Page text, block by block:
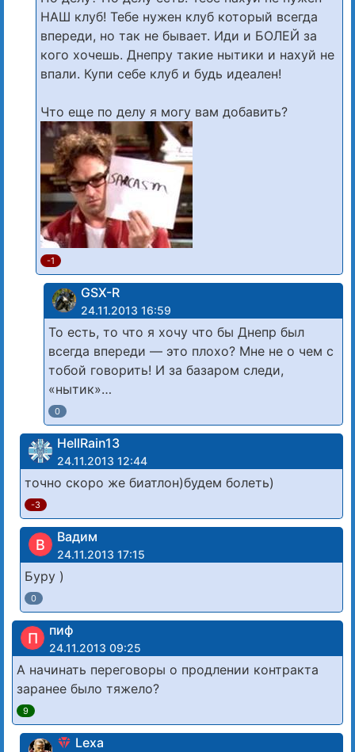
НАШ клуб! Тебе нужен клуб который всегда
впереди, но так не бывает. Иди и БОЛЕЙ за
кого хочешь. Днепру такие нытики и нахуй не
впали. Купи себе клуб и будь идеален!
Что еще по делу я могу вам добавить?
-1
GSX-R
24.11.2013 16:59
То есть, то что я хочу что бы Днепр был
всегда впереди — это плохо? Мне не о чем с
тобой говорить! И за базаром следи,
«нытик»…
0
HellRain13
24.11.2013 12:44
точно скоро же биатлон)будем болеть)
-3
В Вадим
24.11.2013 17:15
Буру )
0
П пиф
24.11.2013 09:25
А начинать переговоры о продлении контракта
заранее было тяжело?
9
Lexa